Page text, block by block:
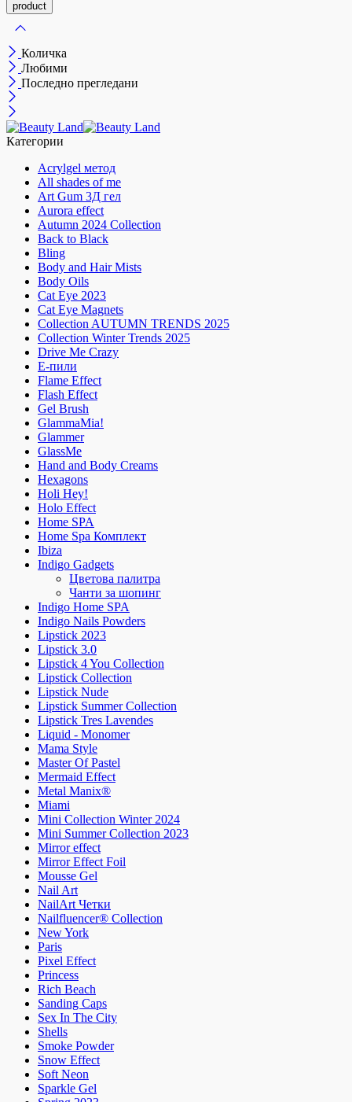
Количка
Любими
Последно прегледани
Категории
Acrylgel метод
All shades of me
Art Gum 3Д гел
Aurora effect
Autumn 2024 Collection
Back to Black
Bling
Body and Hair Mists
Body Oils
Cat Eye 2023
Cat Eye Magnets
Collection AUTUMN TRENDS 2025
Collection Winter Trends 2025
Drive Me Crazy
E-пили
Flame Effect
Flash Effect
Gel Brush
GlammaMia!
Glammer
GlassMe
Hand and Body Creams
Hexagons
Holi Hey!
Holo Effect
Home SPA
Home Spa Комплект
Ibiza
Indigo Gadgets
Цветова палитра
Чанти за шопинг
Indigo Home SPA
Indigo Nails Powders
Lipstick 2023
Lipstick 3.0
Lipstick 4 You Collection
Lipstick Collection
Lipstick Nude
Lipstick Summer Collection
Lipstick Tres Lavendes
Liquid - Monomer
Mama Style
Master Of Pastel
Mermaid Effect
Metal Manix®
Miami
Mini Collection Winter 2024
Mini Summer Collection 2023
Mirror effect
Mirror Effect Foil
Mousse Gel
Nail Art
NailArt Четки
Nailfluencer® Collection
New York
Paris
Pixel Effect
Princess
Rich Beach
Sanding Caps
Sex In The City
Shells
Smoke Powder
Snow Effect
Soft Neon
Sparkle Gel